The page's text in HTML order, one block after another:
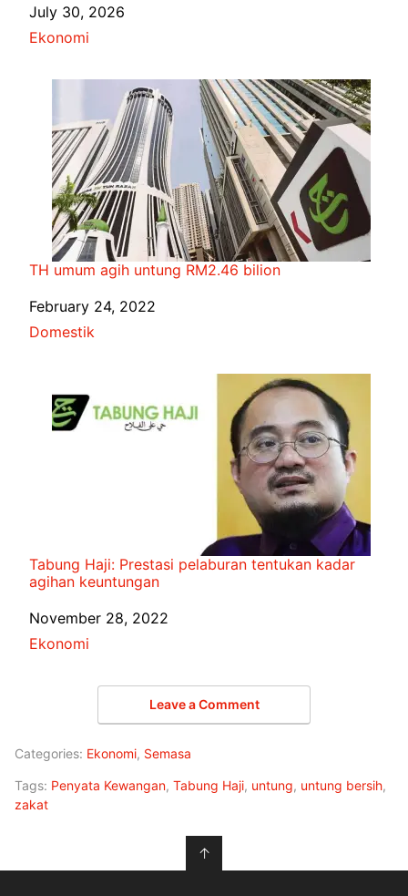
Date
July 30, 2026
In relation to
Ekonomi
TH umum agih untung RM2.46 bilion
Date
February 24, 2022
In relation to
Domestik
Tabung Haji: Prestasi pelaburan tentukan kadar
agihan keuntungan
Date
November 28, 2022
In relation to
Ekonomi
Leave a Comment
Categories: Ekonomi, Semasa
Tags: Penyata Kewangan, Tabung Haji, untung, untung bersih,
zakat
↑